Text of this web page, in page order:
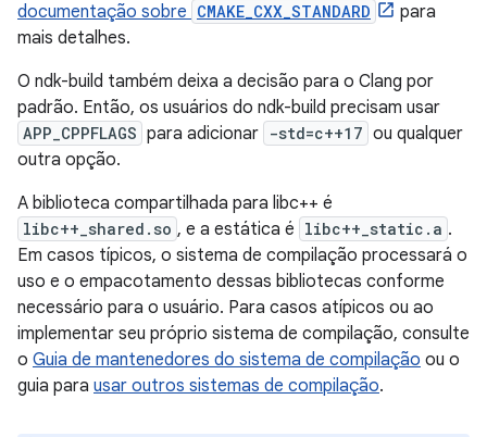
documentação sobre CMAKE_CXX_STANDARD
para
mais detalhes.
O ndk-build também deixa a decisão para o Clang por
padrão. Então, os usuários do ndk-build precisam usar
APP_CPPFLAGS para adicionar -std=c++17 ou qualquer
outra opção.
A biblioteca compartilhada para libc++ é
libc++_shared.so , e a estática é libc++_static.a .
Em casos típicos, o sistema de compilação processará o
uso e o empacotamento dessas bibliotecas conforme
necessário para o usuário. Para casos atípicos ou ao
implementar seu próprio sistema de compilação, consulte
o Guia de mantenedores do sistema de compilação ou o
guia para usar outros sistemas de compilação.